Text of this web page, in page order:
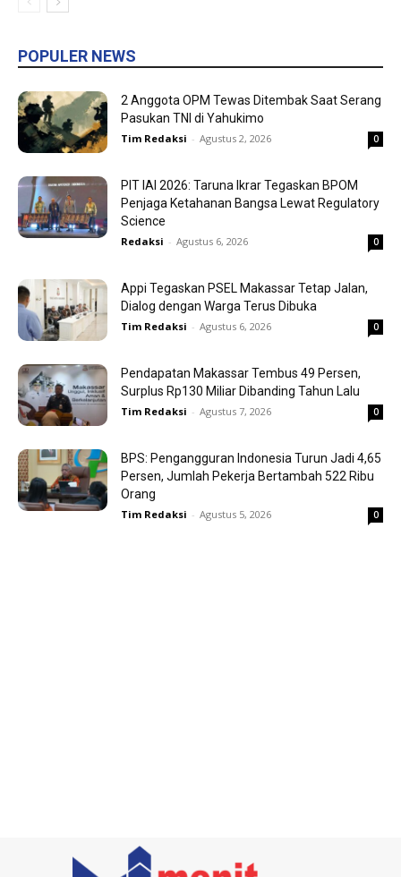
POPULER NEWS
2 Anggota OPM Tewas Ditembak Saat Serang
Pasukan TNI di Yahukimo
Tim Redaksi - Agustus 2, 2026 0
PIT IAI 2026: Taruna Ikrar Tegaskan BPOM
Penjaga Ketahanan Bangsa Lewat Regulatory
Science
Redaksi - Agustus 6, 2026 0
Appi Tegaskan PSEL Makassar Tetap Jalan,
Dialog dengan Warga Terus Dibuka
Tim Redaksi - Agustus 6, 2026 0
Pendapatan Makassar Tembus 49 Persen,
Surplus Rp130 Miliar Dibanding Tahun Lalu
Tim Redaksi - Agustus 7, 2026 0
BPS: Pengangguran Indonesia Turun Jadi 4,65
Persen, Jumlah Pekerja Bertambah 522 Ribu
Orang
Tim Redaksi - Agustus 5, 2026 0